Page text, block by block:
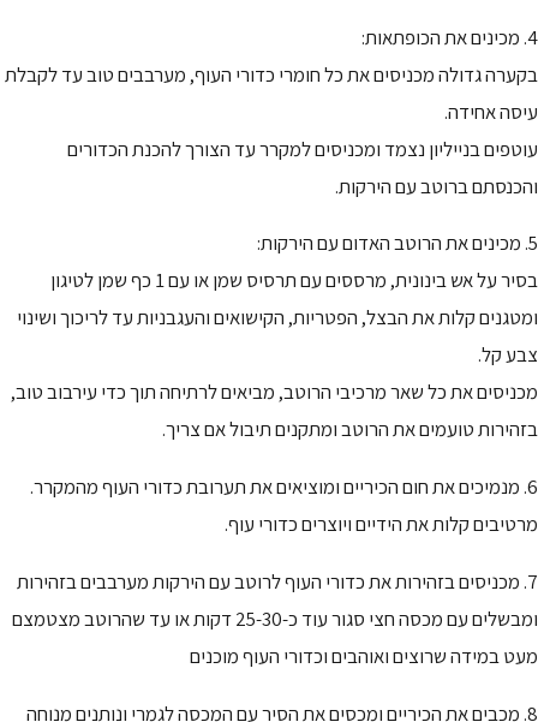
4. מכינים את הכופתאות:
בקערה גדולה מכניסים את כל חומרי כדורי העוף, מערבבים טוב עד לקבלת
עיסה אחידה.
עוטפים בנייליון נצמד ומכניסים למקרר עד הצורך להכנת הכדורים
והכנסתם ברוטב עם הירקות.
5. מכינים את הרוטב האדום עם הירקות:
בסיר על אש בינונית, מרססים עם תרסיס שמן או עם 1 כף שמן לטיגון
ומטגנים קלות את הבצל, הפטריות, הקישואים והעגבניות עד לריכוך ושינוי
צבע קל.
מכניסים את כל שאר מרכיבי הרוטב, מביאים לרתיחה תוך כדי עירבוב טוב,
בזהירות טועמים את הרוטב ומתקנים תיבול אם צריך.
6. מנמיכים את חום הכיריים ומוציאים את תערובת כדורי העוף מהמקרר.
מרטיבים קלות את הידיים ויוצרים כדורי עוף.
7. מכניסים בזהירות את כדורי העוף לרוטב עם הירקות מערבבים בזהירות
ומבשלים עם מכסה חצי סגור עוד כ-25-30 דקות או עד שהרוטב מצטמצם
מעט במידה שרוצים ואוהבים וכדורי העוף מוכנים
8. מכבים את הכיריים ומכסים את הסיר עם המכסה לגמרי ונותנים מנוחה